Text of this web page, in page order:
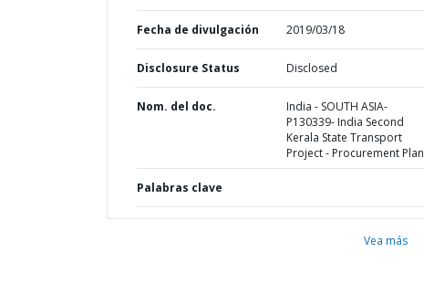
Fecha de divulgación 2019/03/18
Disclosure Status Disclosed
Nom. del doc.
India - SOUTH ASIA-
P130339- India Second
Kerala State Transport
Project - Procurement Plan
Palabras clave
Vea más